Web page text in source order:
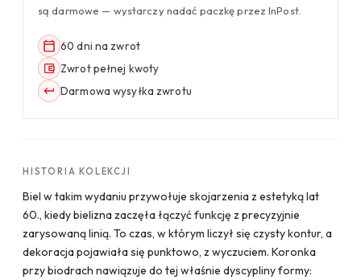
są darmowe — wystarczy nadać paczkę przez InPost.
60 dni na zwrot
Zwrot pełnej kwoty
Darmowa wysyłka zwrotu
HISTORIA KOLEKCJI
Biel w takim wydaniu przywołuje skojarzenia z estetyką lat
60., kiedy bielizna zaczęła łączyć funkcję z precyzyjnie
zarysowaną linią. To czas, w którym liczył się czysty kontur, a
dekoracja pojawiała się punktowo, z wyczuciem. Koronka
przy biodrach nawiązuje do tej właśnie dyscypliny formy: